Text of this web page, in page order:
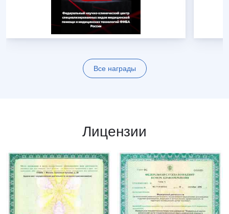
Все награды
Лицензии